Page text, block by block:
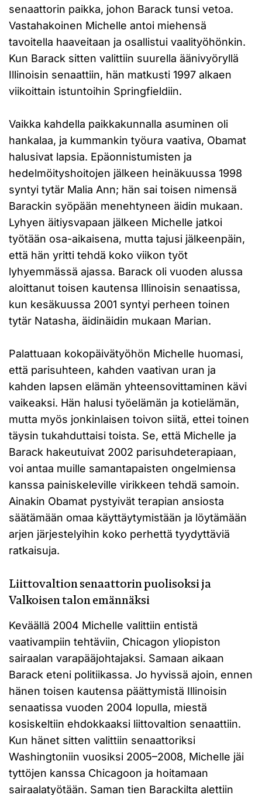
senaattorin paikka, johon Barack tunsi vetoa.
Vastahakoinen Michelle antoi miehensä
tavoitella haaveitaan ja osallistui vaalityöhönkin.
Kun Barack sitten valittiin suurella äänivyöryllä
Illinoisin senaattiin, hän matkusti 1997 alkaen
viikoittain istuntoihin Springfieldiin.
Vaikka kahdella paikkakunnalla asuminen oli
hankalaa, ja kummankin työura vaativa, Obamat
halusivat lapsia. Epäonnistumisten ja
hedelmöityshoitojen jälkeen heinäkuussa 1998
syntyi tytär Malia Ann; hän sai toisen nimensä
Barackin syöpään menehtyneen äidin mukaan.
Lyhyen äitiysvapaan jälkeen Michelle jatkoi
työtään osa-aikaisena, mutta tajusi jälkeenpäin,
että hän yritti tehdä koko viikon työt
lyhyemmässä ajassa. Barack oli vuoden alussa
aloittanut toisen kautensa Illinoisin senaatissa,
kun kesäkuussa 2001 syntyi perheen toinen
tytär Natasha, äidinäidin mukaan Marian.
Palattuaan kokopäivätyöhön Michelle huomasi,
että parisuhteen, kahden vaativan uran ja
kahden lapsen elämän yhteensovittaminen kävi
vaikeaksi. Hän halusi työelämän ja kotielämän,
mutta myös jonkinlaisen toivon siitä, ettei toinen
täysin tukahduttaisi toista. Se, että Michelle ja
Barack hakeutuivat 2002 parisuhdeterapiaan,
voi antaa muille samantapaisten ongelmiensa
kanssa painiskeleville virikkeen tehdä samoin.
Ainakin Obamat pystyivät terapian ansiosta
säätämään omaa käyttäytymistään ja löytämään
arjen järjestelyihin koko perhettä tyydyttäviä
ratkaisuja.
Liittovaltion senaattorin puolisoksi ja
Valkoisen talon emännäksi
Keväällä 2004 Michelle valittiin entistä
vaativampiin tehtäviin, Chicagon yliopiston
sairaalan varapääjohtajaksi. Samaan aikaan
Barack eteni politiikassa. Jo hyvissä ajoin, ennen
hänen toisen kautensa päättymistä Illinoisin
senaatissa vuoden 2004 lopulla, miestä
kosiskeltiin ehdokkaaksi liittovaltion senaattiin.
Kun hänet sitten valittiin senaattoriksi
Washingtoniin vuosiksi 2005–2008, Michelle jäi
tyttöjen kanssa Chicagoon ja hoitamaan
sairaalatyötään. Saman tien Barackilta alettiin